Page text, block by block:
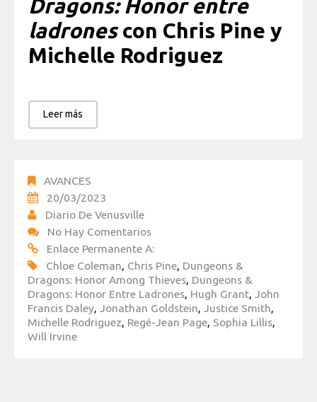
Dragons: Honor entre
ladronescon Chris Pine y
Michelle Rodriguez
Leer más
AVANCES
20/03/2023
Diario De Venusville
No Hay Comentarios
Enlace Permanente A:
Chloe Coleman, Chris Pine, Dungeons &
Dragons: Honor Among Thieves, Dungeons &
Dragons: Honor Entre Ladrones, Hugh Grant, John
Francis Daley, Jonathan Goldstein, Justice Smith,
Michelle Rodriguez, Regé-Jean Page, Sophia Lillis,
Will Irvine